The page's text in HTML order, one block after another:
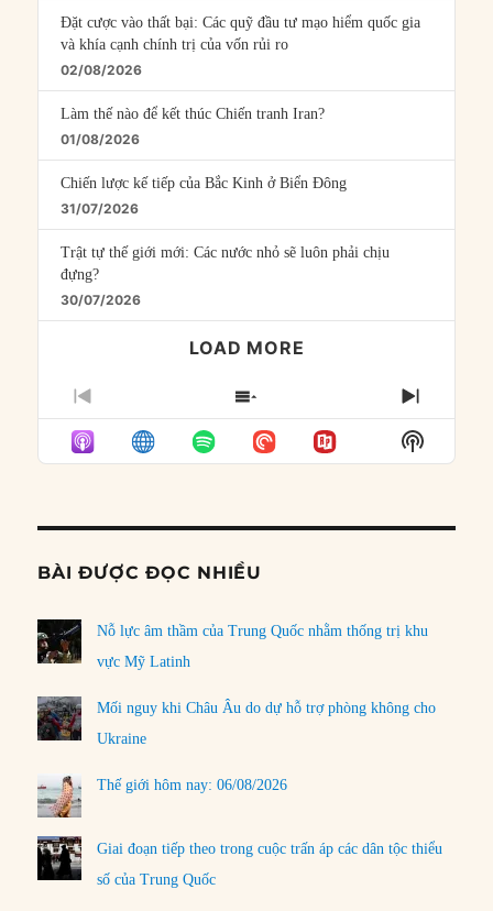
Đặt cược vào thất bại: Các quỹ đầu tư mạo hiểm quốc gia
và khía cạnh chính trị của vốn rủi ro
02/08/2026
Làm thế nào để kết thúc Chiến tranh Iran?
01/08/2026
Chiến lược kế tiếp của Bắc Kinh ở Biển Đông
31/07/2026
Trật tự thế giới mới: Các nước nhỏ sẽ luôn phải chịu
đựng?
30/07/2026
LOAD MORE
PREVIOUS
EPISODE
SHOW
EPISODES
LIST
NEXT
Show
Podcast
BÀI ĐƯỢC ĐỌC NHIỀU
Nỗ lực âm thầm của Trung Quốc nhằm thống trị khu
vực Mỹ Latinh
Mối nguy khi Châu Âu do dự hỗ trợ phòng không cho
Ukraine
Thế giới hôm nay: 06/08/2026
Giai đoạn tiếp theo trong cuộc trấn áp các dân tộc thiểu
số của Trung Quốc